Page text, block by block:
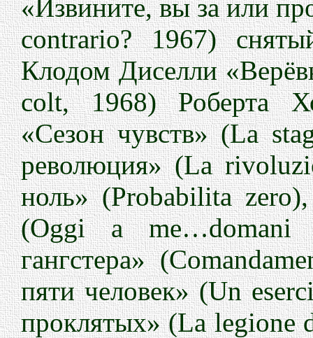
«Извините, вы за или
contrario?1967)
Клодом Диселли
colt, 1968) Роберта
«Сезон чувств» (La
революция» (La
ноль» (Probabilita
(Oggi a me…domani
гангстера»
пяти человек» (Un
проклятых» (La legione